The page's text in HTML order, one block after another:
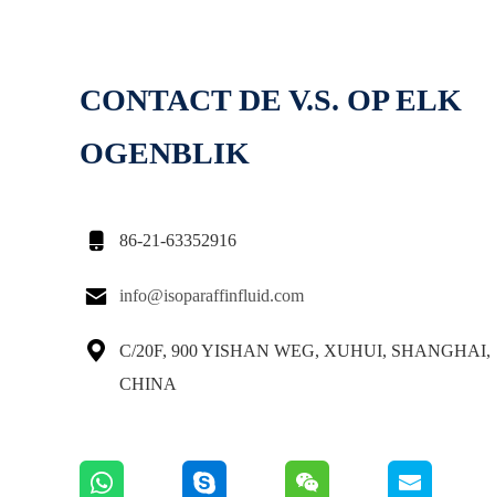
CONTACT DE V.S. OP ELK
OGENBLIK
 86-21-63352916
 info@isoparaffinfluid.com

C/20F, 900 YISHAN WEG, XUHUI, SHANGHAI,
CHINA